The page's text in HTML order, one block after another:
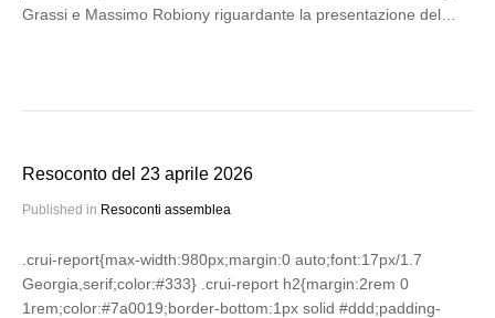
Grassi e Massimo Robiony riguardante la presentazione del…
Resoconto del 23 aprile 2026
Published in Resoconti assemblea
.crui-report{max-width:980px;margin:0 auto;font:17px/1.7
Georgia,serif;color:#333} .crui-report h2{margin:2rem 0
1rem;color:#7a0019;border-bottom:1px solid #ddd;padding-